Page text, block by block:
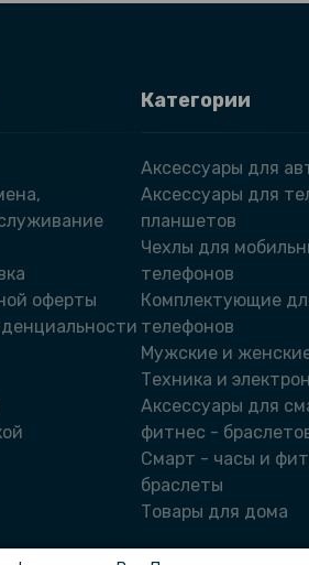
оферты
Категории
Аксессуары для
Аксессуары для
планшетов
Чехлы для
телефонов
Комплектующие
телефонов
Мужские и
Техника и
Аксессуары для
фитнес -
Смарт - часы и
браслеты
Товары для дома